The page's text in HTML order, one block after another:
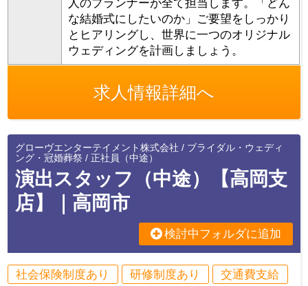
人のプランナーが全て担当します。「どん
な結婚式にしたいのか」ご要望をしっかり
とヒアリングし、世界に一つのオリジナル
ウェディングを計画しましょう。
求人情報詳細へ
グローヴエンターテイメント株式会社 / ブライダル・ウェディ
ング・冠婚葬祭 / 正社員（中途）
演出スタッフ（中途）【高岡支
店】｜高岡市
検討中フォルダに追加
社会保険制度あり 研修制度あり
交通費支給